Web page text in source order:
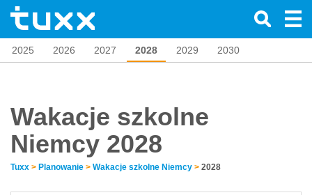
2025 2026 2027 2028 2029 2030
Wakacje szkolne
Niemcy 2028
Tuxx > Planowanie > Wakacje szkolne Niemcy > 2028